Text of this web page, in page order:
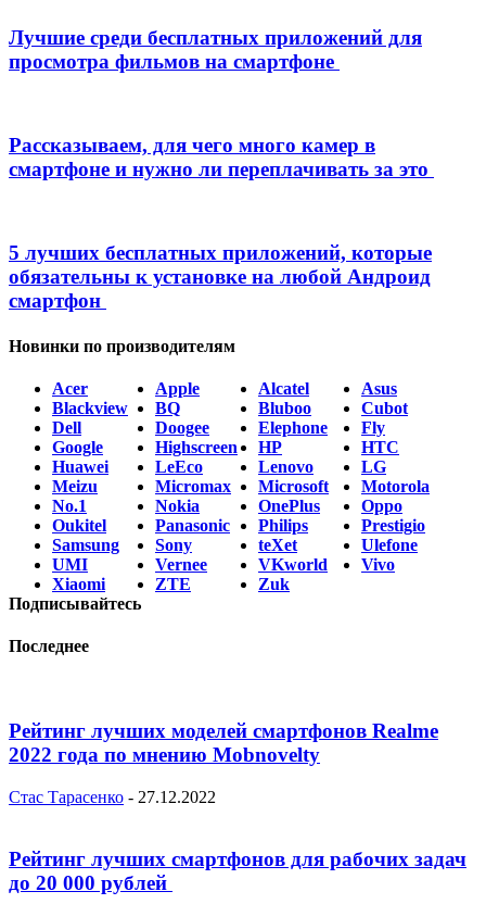
Лучшие среди бесплатных приложений для
просмотра фильмов на смартфоне
Рассказываем, для чего много камер в
смартфоне и нужно ли переплачивать за это
5 лучших бесплатных приложений, которые
обязательны к установке на любой Андроид
смартфон
Новинки по производителям
Acer Apple Alcatel
Asus
Blackview
BQ Bluboo
Cubot
Dell
Doogee Elephone
Fly
Google
Highscreen HP
HTC
Huawei
LeEco Lenovo
LG
Meizu
Micromax Microsoft
Motorola
No.1
Nokia OnePlus
Oppo
Oukitel
Panasonic Philips
Prestigio
Samsung
Sony teXet
Ulefone
UMI
Vernee VKworld
Vivo
Xiaomi
ZTE
Zuk
Подписывайтесь
Последнее
Рейтинг лучших моделей смартфонов Realme
2022 года по мнению Mobnovelty
Стас Тарасенко - 27.12.2022
Рейтинг лучших смартфонов для рабочих задач
до 20 000 рублей